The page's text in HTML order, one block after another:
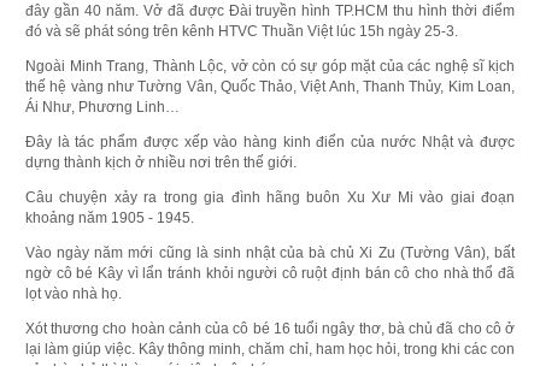
đây gần 40 năm. Vở đã được Đài truyền hình TP.HCM thu hình thời điểm
đó và sẽ phát sóng trên kênh HTVC Thuần Việt lúc 15h ngày 25-3.
Ngoài Minh Trang, Thành Lộc, vở còn có sự góp mặt của các nghệ sĩ kịch
thế hệ vàng như Tường Vân, Quốc Thảo, Việt Anh, Thanh Thủy, Kim Loan,
Ái Như, Phương Linh…
Đây là tác phẩm được xếp vào hàng kinh điển của nước Nhật và được
dựng thành kịch ở nhiều nơi trên thế giới.
Câu chuyện xảy ra trong gia đình hãng buôn Xu Xư Mi vào giai đoạn
khoảng năm 1905 - 1945.
Vào ngày năm mới cũng là sinh nhật của bà chủ Xi Zu (Tường Vân), bất
ngờ cô bé Kây vì lẩn tránh khỏi người cô ruột định bán cô cho nhà thổ đã
lọt vào nhà họ.
Xót thương cho hoàn cảnh của cô bé 16 tuổi ngây thơ, bà chủ đã cho cô ở
lại làm giúp việc. Kây thông minh, chăm chỉ, ham học hỏi, trong khi các con